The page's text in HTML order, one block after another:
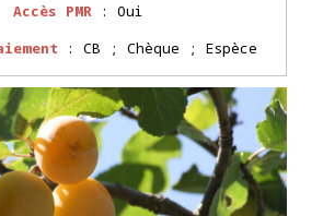
Accès PMR : Oui
: CB ; Chèque ; Espèce